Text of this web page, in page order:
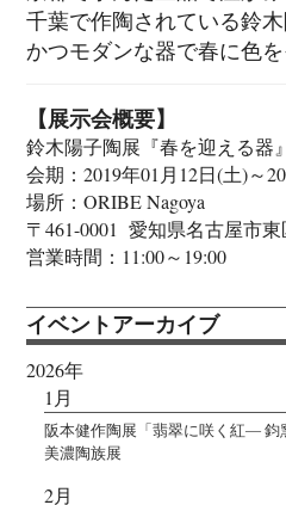
千葉で作陶されている鈴
かつモダンな器で春に色を
【展示会概要】
鈴木陽子陶展『春を迎える器』
会期：2019年01月12日(土)～
場所：ORIBE Nagoya
〒461-0001 愛知県名古屋市東
営業時間：11:00～19:00
イベントアーカイブ
2026年
1月
阪本健作陶展「翡翠に咲く紅―
美濃陶族展
2月